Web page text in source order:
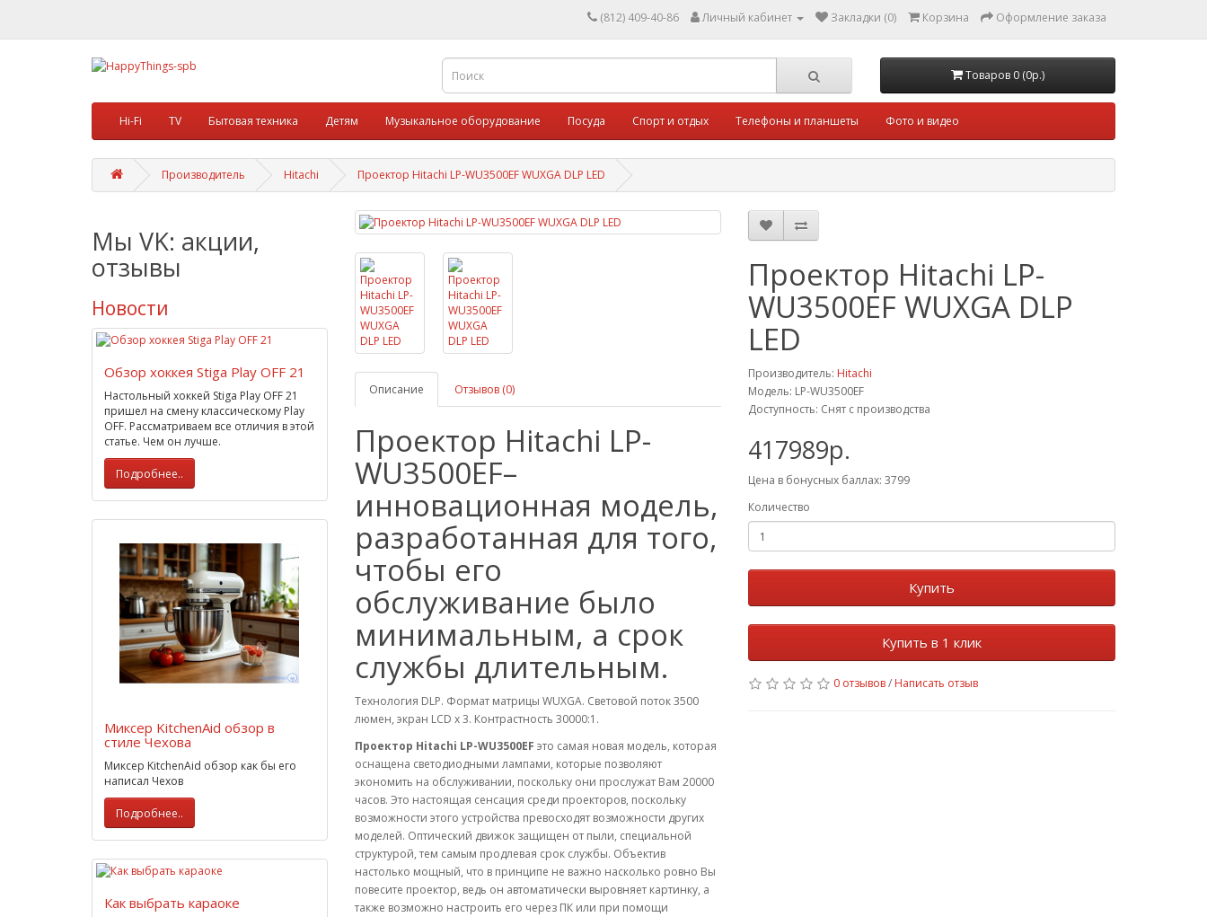
(812) 409-40-86 Личный кабинет Закладки (0) Корзина Оформление заказа
Товаров 0 (0р.)
Hi-Fi TV Бытовая техника Детям Музыкальное оборудование Посуда Спорт и отдых Телефоны и планшеты Фото и видео
Производитель Hitachi Проектор Hitachi LP-WU3500EF WUXGA DLP LED
Мы VK: акции,
отзывы
Новости
Обзор хоккея Stiga Play OFF 21
Настольный хоккей Stiga Play OFF 21
пришел на смену классическому Play
OFF. Рассматриваем все отличия в этой
статье. Чем он лучше.
Подробнее..
Миксер KitchenAid обзор в
стиле Чехова
Миксер KitchenAid обзор как бы его
написал Чехов
Подробнее..
Как выбрать караоке
Описание Отзывов (0)
Проектор Hitachi LP-
WU3500EF–
инновационная модель,
разработанная для того,
чтобы его
обслуживание было
минимальным, а срок
службы длительным.
Технология DLP. Формат матрицы WUXGA. Световой поток 3500
люмен, экран LCD x 3. Контрастность 30000:1.
Проектор Hitachi LP-WU3500EF это самая новая модель, которая
оснащена светодиодными лампами, которые позволяют
экономить на обслуживании, поскольку они прослужат Вам 20000
часов. Это настоящая сенсация среди проекторов, поскольку
возможности этого устройства превосходят возможности других
моделей. Оптический движок защищен от пыли, специальной
структурой, тем самым продлевая срок службы. Объектив
настолько мощный, что в принципе не важно насколько ровно Вы
повесите проектор, ведь он автоматически выровняет картинку, а
также возможно настроить его через ПК или при помощи
Проектор Hitachi LP-
WU3500EF WUXGA DLP
LED
Производитель: Hitachi
Модель: LP-WU3500EF
Доступность: Снят с производства
417989р.
Цена в бонусных баллах: 3799
Количество
Купить
Купить в 1 клик
0 отзывов/ Написать отзыв